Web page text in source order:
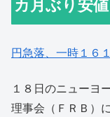
カ月ぶり安値
円急落、一時１６
１８日のニューヨ
理事会（ＦＲＢ）